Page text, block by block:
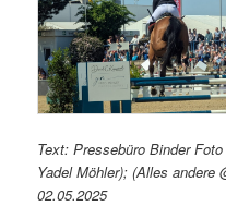
Text: Pressebüro Binder
Yadel Möhler); (Alles andere
02.05.2025